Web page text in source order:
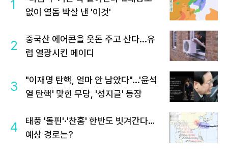
1
없이 열돔 박살 낸 '이것'
2
중국산 에어콘을 웃돈 주고 산다...유
럽 열광시킨 메이디
3
"이재명 탄핵, 얼마 안 남았다"...'윤석
열 탄핵' 맞힌 무당, '성지글' 등장
4
태풍 '돌핀'·'찬홈' 한반도 빗겨간다…
예상 경로는?